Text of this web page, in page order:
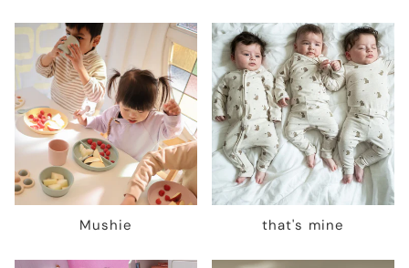
Mushie that's mine